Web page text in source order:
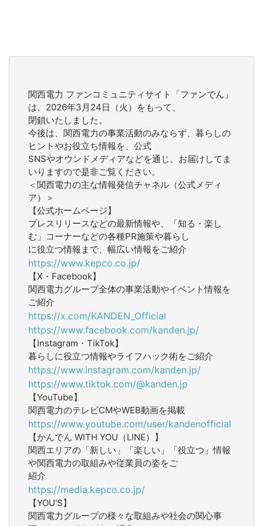
関西電力 ファンコミュニティサイト「ファンでん」
は、2026年3月24日（火）をもって、
閉鎖いたしました。
今後は、関西電力の事業活動のみならず、暮らしの
ヒントやお役立ち情報を、公式
SNSやオウンドメディアなどを通じ、お届けしてま
いりますので是非ご覧ください。
＜関西電力の主な情報発信チャネル（公式メディ
ア）＞
【公式ホームページ】
プレスリリースなどの最新情報や、「知る・楽し
む」コーナーなどの各種PR施策や暮らし
に役立つ情報まで、幅広い情報をご紹介
https://www.kepco.co.jp/
【X・Facebook】
関西電力グループ全体の事業活動やイベント情報を
ご紹介
https://x.com/KANDEN_Official
https://www.facebook.com/kanden.jp/
【Instagram・TikTok】
暮らしに役立つ情報やライフハック術をご紹介
https://www.instagram.com/kanden.jp/
https://www.tiktok.com/@kanden.jp
【YouTube】
関西電力のテレビCMやWEB動画を掲載
https://www.youtube.com/user/kandenofficial
【かんでん WITH YOU（LINE）】
関西エリアの「新しい」「楽しい」「役立つ」情報
や関西電力の取組みや従業員の姿をご
紹介
https://media.kepco.co.jp/
【YOU‘S】
関西電力グループの様々な取組みや社会の関心事